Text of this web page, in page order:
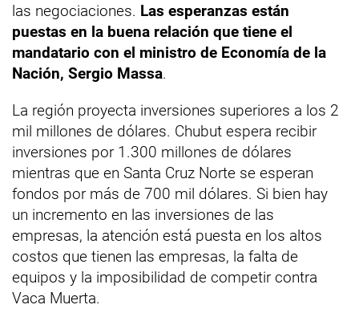
las negociaciones. Las esperanzas están
puestas en la buena relación que tiene el
mandatario con el ministro de Economía de la
Nación, Sergio Massa.
La región proyecta inversiones superiores a los 2
mil millones de dólares. Chubut espera recibir
inversiones por 1.300 millones de dólares
mientras que en Santa Cruz Norte se esperan
fondos por más de 700 mil dólares. Si bien hay
un incremento en las inversiones de las
empresas, la atención está puesta en los altos
costos que tienen las empresas, la falta de
equipos y la imposibilidad de competir contra
Vaca Muerta.